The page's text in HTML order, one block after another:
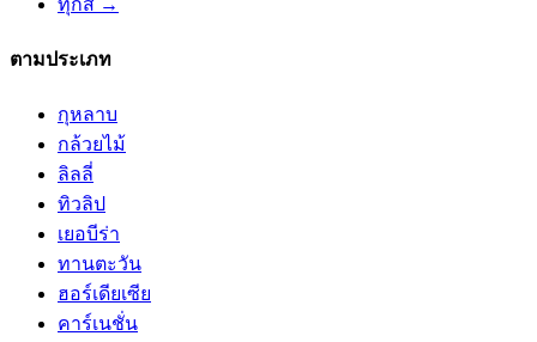
ตามประเภท
กุหลาบ
กล้วยไม้
ลิลลี่
ทิวลิป
เยอบีร่า
ทานตะวัน
ฮอร์เดียเซีย
คาร์เนชั่น